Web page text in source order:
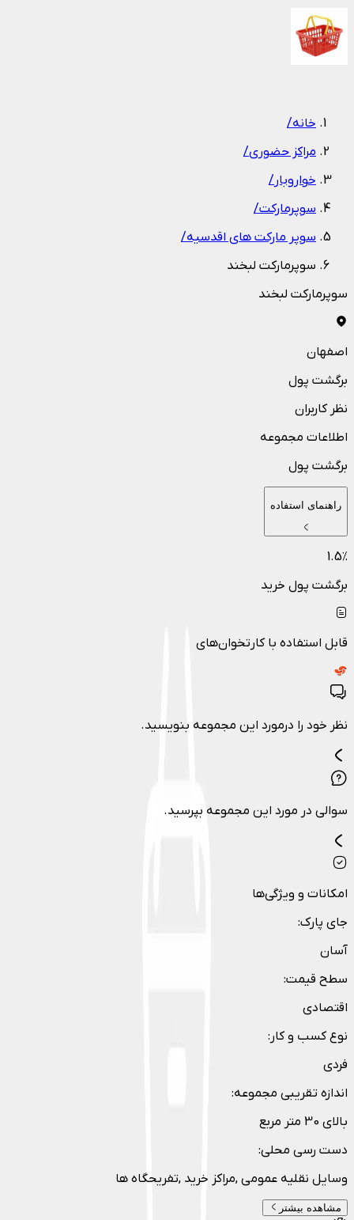
خانه/
مراکز حضوری/
خواروبار/
سوپرمارکت/
سوپر مارکت های اقدسیه/
سوپرمارکت لبخند
سوپرمارکت لبخند
اصفهان
برگشت پول
نظر کاربران
اطلاعات مجموعه
برگشت پول
راهنمای استفاده
1.5٪
برگشت پول خرید
قابل استفاده با کارتخوان‌های
نظر خود را درمورد این مجموعه بنویسید.
سوالی در مورد این مجموعه بپرسید.
امکانات و ویژگی‌ها
جای پارک:
آسان
سطح قیمت:
اقتصادی
نوع کسب و کار :
فردی
اندازه تقریبی مجموعه:
بالای 30 متر مربع
دست رسی محلی:
وسایل نقلیه عمومی ,مراکز خرید ,تفریحگاه ها
مشاهده بیشتر